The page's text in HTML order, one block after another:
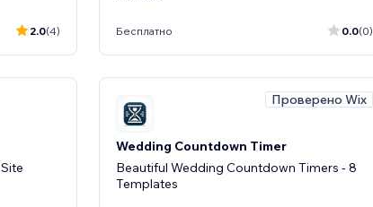
2.0(4) Бесплатно 0.0(0)
Проверено Wix
Wedding Countdown Timer
Beautiful Wedding Countdown Timers - 8
Templates